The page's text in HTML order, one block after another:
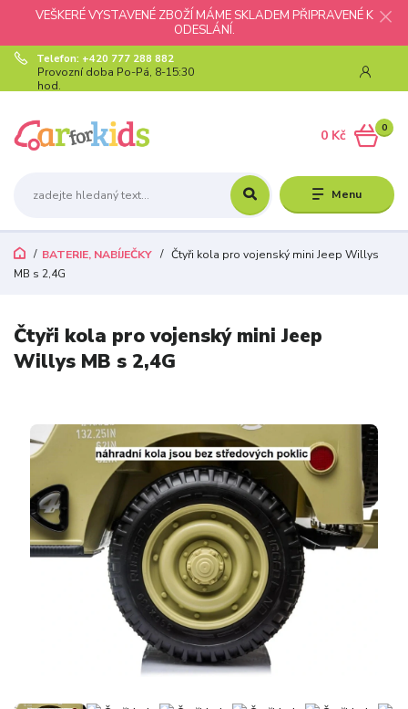
VEŠKERÉ VYSTAVENÉ ZBOŽÍ MÁME SKLADEM PŘIPRAVENÉ K
ODESLÁNÍ.
Menu
Telefon: +420 777 288 882
Provozní doba Po-Pá, 8-15:30
hod.
0
0 Kč
BATERIE, NABÍJEČKY
Čtyři kola pro vojenský mini Jeep Willys
MB s 2,4G
Čtyři kola pro vojenský mini Jeep
Willys MB s 2,4G